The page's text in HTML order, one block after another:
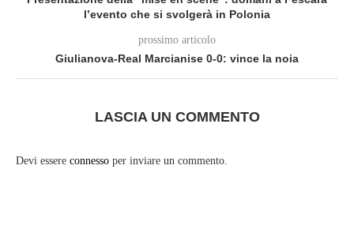
l’evento che si svolgerà in Polonia
prossimo articolo
Giulianova-Real Marcianise 0-0: vince la noia
LASCIA UN COMMENTO
Devi essere connesso per inviare un commento.